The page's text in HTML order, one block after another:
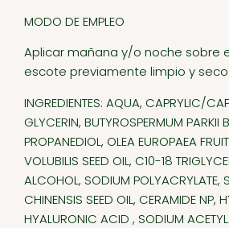
MODO DE EMPLEO
Aplicar mañana y/o noche sobre
escote previamente limpio y seco.
INGREDIENTES: AQUA, CAPRYLIC/
GLYCERIN, BUTYROSPERMUM PARKII
PROPANEDIOL, OLEA EUROPAEA
VOLUBILIS SEED OIL, C10-18
ALCOHOL, SODIUM POLYACRYLATE,
CHINENSIS SEED OIL, CERAMIDE NP,
HYALURONIC ACID , SODIUM